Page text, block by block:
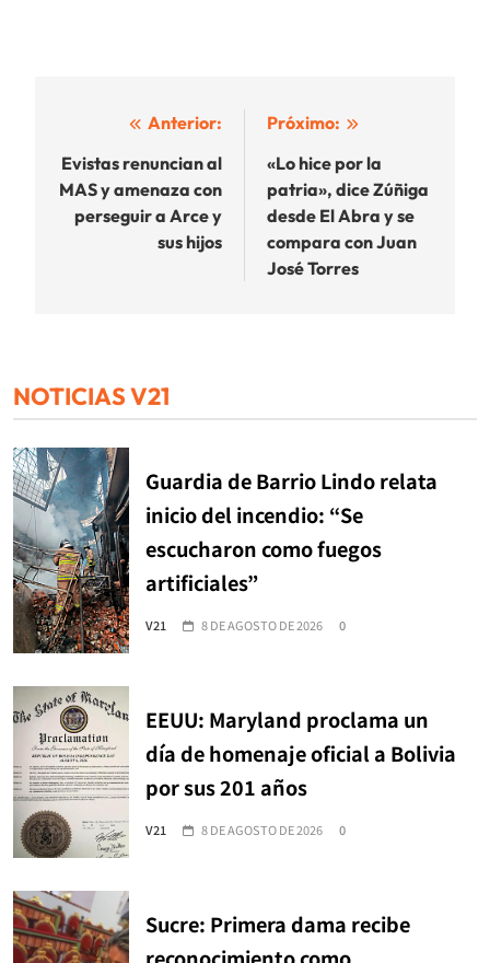
Navegación
de
entradas
Anterior:
Evistas renuncian al
MAS y amenaza con
perseguir a Arce y
sus hijos
Próximo:
«Lo hice por la
patria», dice Zúñiga
desde El Abra y se
compara con Juan
José Torres
NOTICIAS V21
Guardia de Barrio Lindo relata
inicio del incendio: “Se
escucharon como fuegos
artificiales”
V21 8 DE AGOSTO DE 2026 0
EEUU: Maryland proclama un
día de homenaje oficial a Bolivia
por sus 201 años
V21 8 DE AGOSTO DE 2026 0
Sucre: Primera dama recibe